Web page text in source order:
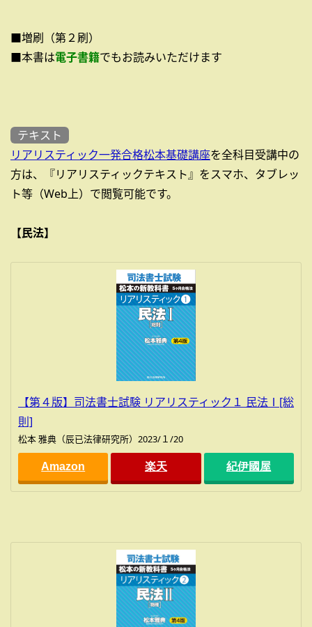
■増刷（第２刷）
■本書は電子書籍でもお読みいただけます
テキスト
リアリスティック一発合格松本基礎講座を全科目受講中の
方は、『リアリスティックテキスト』をスマホ、タブレッ
ト等（Web上）で閲覧可能です。
【民法】
【第４版】司法書士試験 リアリスティック１ 民法Ⅰ[総
則]
松本 雅典（辰已法律研究所）2023/１/20
Amazon 楽天 紀伊國屋